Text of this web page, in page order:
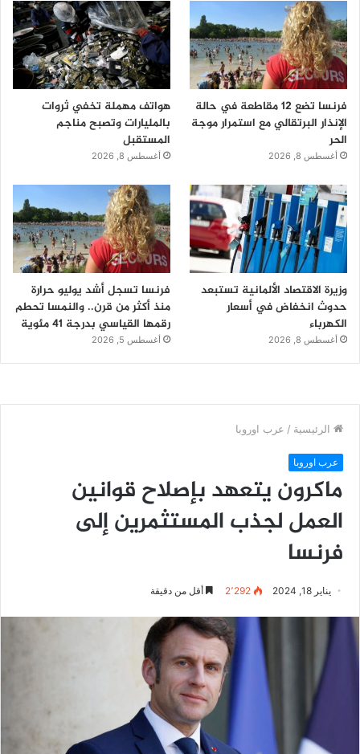
فرنسا تضع 12 مقاطعة في حالة
الإنذار البرتقالي مع استمرار موجة
الحر
أغسطس 8, 2026
هواتف مهملة تخفي ثروات
بالمليارات وتصبح مناجم
المستقبل
أغسطس 8, 2026
وزيرة الاقتصاد الألمانية تستبعد
حدوث انخفاض في أسعار
الكهرباء
أغسطس 8, 2026
فرنسا تسجل أشد يوليو حرارة
منذ أكثر من قرن.. والنمسا تحطم
رقمها القياسي بدرجة 41 مئوية
أغسطس 5, 2026